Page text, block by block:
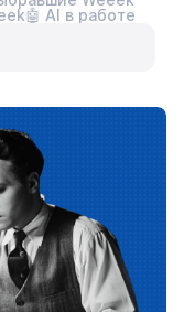
🤖 AI в работе